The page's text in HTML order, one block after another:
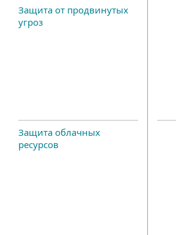
Защита от продвинутых
угроз
Защита облачных
ресурсов